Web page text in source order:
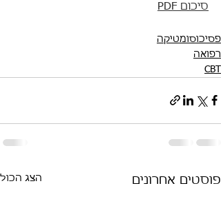
סיכום PDF
פסיכוסומטיקה
רפואה
CBT
פוסטים אחרונים הצג הכול